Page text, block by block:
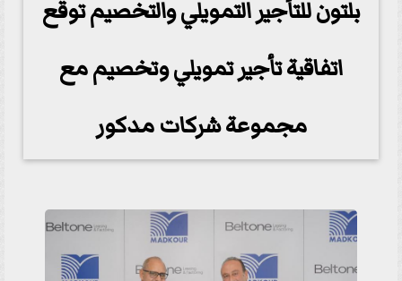
بلتون للتأجير التمويلي والتخصيم توقع
اتفاقية تأجير تمويلي وتخصيم مع
مجموعة شركات مدكور